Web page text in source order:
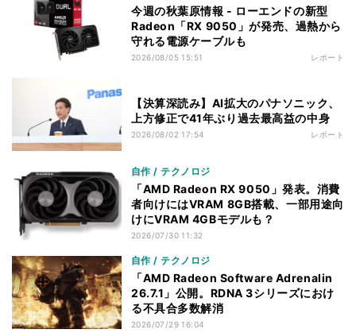
今週の秋葉原情報 - ローエンドの新型
Radeon「RX 9050」が発売、過熱から
守れる電源ケーブルも
2026/08/05 15:51 レポート
【決算深読み】AI拡大のパナソニック、
上方修正で41年ぶり過去最高益の中身
2026/08/02 17:54 レポート
自作 / テクノロジ
「AMD Radeon RX 9050」発表。消費
者向けにはVRAM 8GB搭載、一部用途向
けにVRAM 4GBモデルも？
2026/07/30 11:32
自作 / テクノロジ
「AMD Radeon Software Adrenalin
26.7.1」公開。RDNA 3シリーズにおけ
る不具合多数解消
2026/07/29 16:04